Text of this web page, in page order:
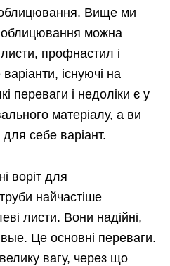
Вище ми
облицювання можна
профнастил і
існуючі на
переваги і недоліки є у
матеріалу, а ви
себе варіант.
воріт для
найчастіше
листи. Вони надійні,
Це основні переваги.
вагу, через що